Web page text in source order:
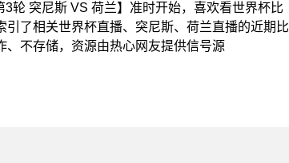
轮 突尼斯 VS 荷兰】准时开始，喜欢看世界杯比
了相关世界杯直播、突尼斯、荷兰直播的近期比
不存储，资源由热心网友提供信号源